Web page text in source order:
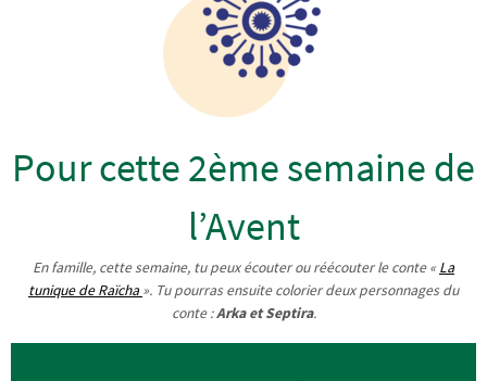
Pour cette 2ème semaine de
l’Avent
En famille, cette semaine, tu peux écouter ou réécouter le conte «La
tunique de Raïcha ». Tu pourras ensuite colorier deux personnages du
conte :Arka et Septira.